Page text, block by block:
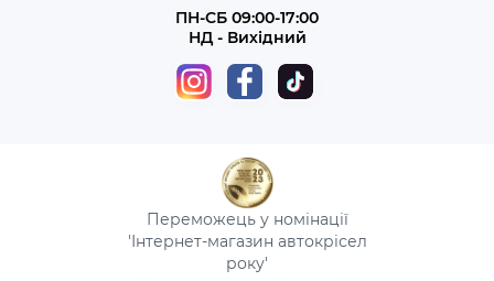
ПН-СБ 09:00-17:00
НД - Вихідний
Переможець у номінації
'Інтернет-магазин автокрісел
року'